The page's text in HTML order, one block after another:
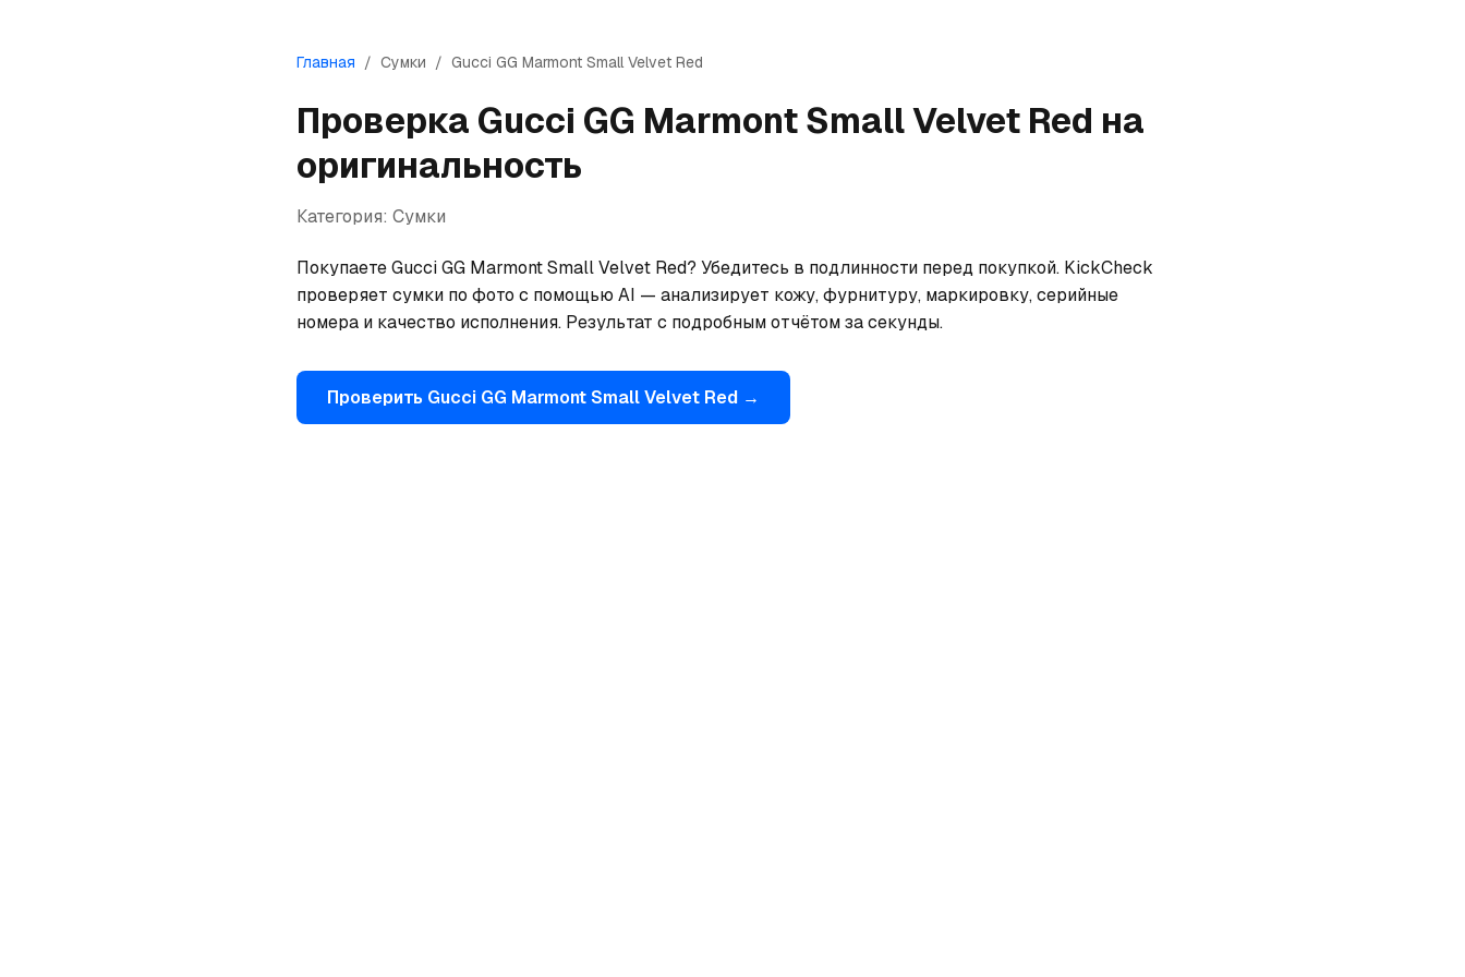
Главная / Сумки / Gucci GG Marmont Small Velvet Red
Проверка Gucci GG Marmont Small Velvet Red на
оригинальность
Категория: Сумки
Покупаете Gucci GG Marmont Small Velvet Red? Убедитесь в подлинности перед покупкой. KickCheck
проверяет сумки по фото с помощью AI — анализирует кожу, фурнитуру, маркировку, серийные
номера и качество исполнения. Результат с подробным отчётом за секунды.
Проверить Gucci GG Marmont Small Velvet Red →